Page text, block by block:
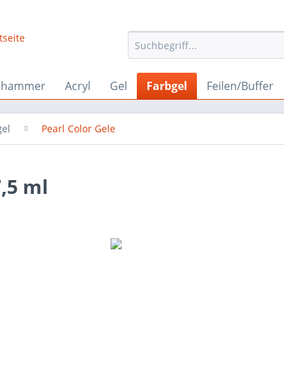
Acryl Gel Farbgel Feilen/Buffer
Pearl Color Gele
ml